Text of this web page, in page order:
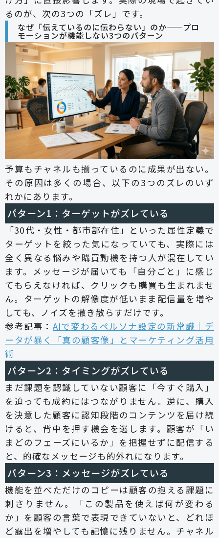
るのが、次の3つの「ズレ」です。
なぜ「伝えているのに伝わらない」のか——プロ
モーションが機能しない3つのパターン
予算もチャネルも揃っているのに成果が出ない。
その原因は多くの場合、以下の3つのズレのいず
れかにあります。
パターン1：ターゲットがズレている
「30代・女性・都市部在住」といった属性定義で
ターゲットを絞った気になっていても、実際には
全く異なる悩みや購買動機を持つ人が混在してい
ます。メッセージが届いても「自分ごと」に感じ
てもらえなければ、クリックも購買も生まれませ
ん。ターゲットの解像度が低いまま配信量を増や
しても、ノイズを撒き散らすだけです。
参考記事： AIで変わるペルソナ設定の新常識｜デ
ータが暴く「真の顧客像」とマーケティング活用
術
パターン2：タイミングがズレている
まだ課題を認識していない顧客に「今すぐ購入」
を迫っても成約にはつながりません。逆に、購入
を決意した顧客に認知段階のコンテンツを届け続
けると、背中を押す機会を逃します。顧客が「い
まどのフェーズにいるか」を把握せずに配信する
と、的確なメッセージも的外れになります。
パターン3：メッセージがズレている
機能を並べただけのコピーは顧客の抱える課題に
刺さりません。「この製品を使えば何が変わる
か」を顧客の言葉で表現できていないと、どれほ
ど露出を増やしても記憶に残りません。チャネル